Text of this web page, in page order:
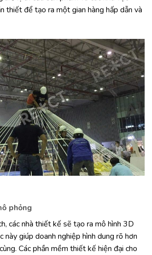
thiết để tạo ra một gian hàng hấp dẫn và
phỏng
các nhà thiết kế sẽ tạo ra mô hình 3D
này giúp doanh nghiệp hình dung rõ hơn
Các phần mềm thiết kế hiện đại cho